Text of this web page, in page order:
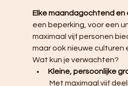
Elke maandagochtend en
een beperking, voor een
maximaal vijf personen
maar ook nieuwe culturen
Wat kun je verwachten?
Kleine, persoonlijke